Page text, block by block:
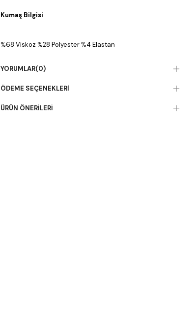
Kumaş Bilgisi
%68 Viskoz %28 Polyester %4 Elastan
YORUMLAR(0)
ÖDEME SEÇENEKLERI
ÜRÜN ÖNERILERI